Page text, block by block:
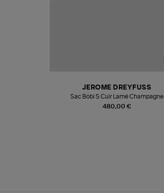
480,00 €
JEROME DREYFUSS
Sac Bobi S Cuir Lamé Champagne